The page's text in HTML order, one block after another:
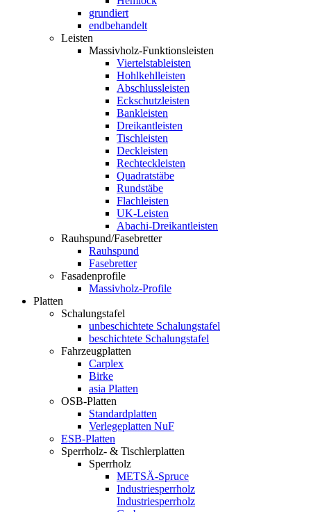
grundiert
endbehandelt
Leisten
Massivholz-Funktionsleisten
Viertelstableisten
Hohlkehlleisten
Abschlussleisten
Eckschutzleisten
Bankleisten
Dreikantleisten
Tischleisten
Deckleisten
Rechteckleisten
Quadratstäbe
Rundstäbe
Flachleisten
UK-Leisten
Abachi-Dreikantleisten
Rauhspund/Fasebretter
Rauhspund
Fasebretter
Fasadenprofile
Massivholz-Profile
Platten
Schalungstafel
unbeschichtete Schalungstafel
beschichtete Schalungstafel
Fahrzeugplatten
Carplex
Birke
asia Platten
OSB-Platten
Standardplatten
Verlegeplatten NuF
ESB-Platten
Sperrholz- & Tischlerplatten
Sperrholz
METSÄ-Spruce
Industriesperrholz
Industriesperrholz